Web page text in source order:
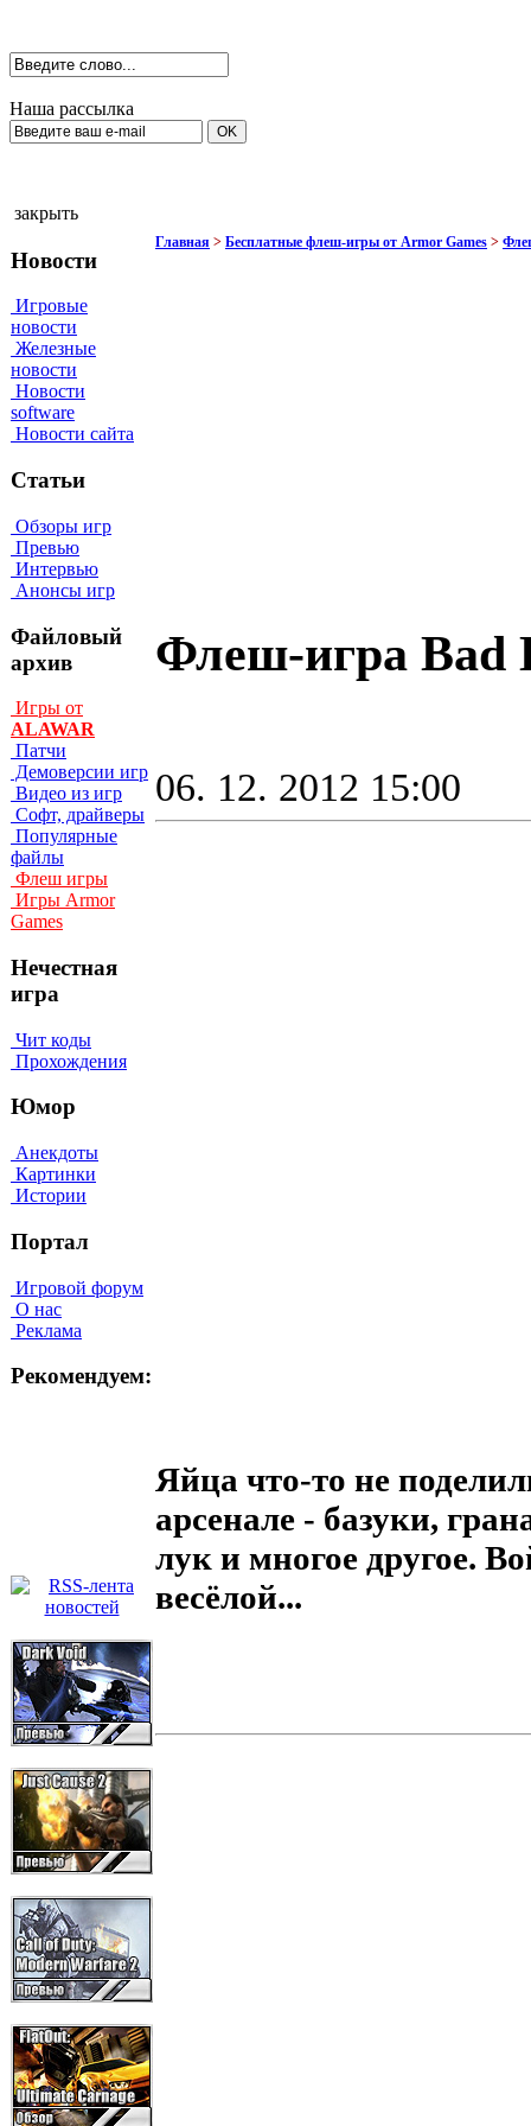
Наша рассылка
закрыть
Новости
Игровые
новости
Железные
новости
Новости
software
Новости сайта
Статьи
Обзоры игр
Превью
Интервью
Анонсы игр
Файловый
архив
Игры от
ALAWAR
Патчи
Демоверсии игр
Видео из игр
Софт, драйверы
Популярные
файлы
Флеш игры
Игры Armor
Games
Нечестная
игра
Чит коды
Прохождения
Юмор
Анекдоты
Картинки
Истории
Портал
Игровой форум
О нас
Реклама
Рекомендуем:
Главная > Бесплатные флеш-игры от Armor Games >
Флеш-игра Bad
06. 12. 2012 15:00
Яйца что-то не
арсенале - базуки,
лук и многое другое.
весёлой...